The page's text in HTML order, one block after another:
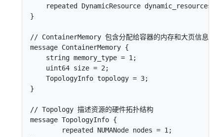
repeated DynamicResource dynamic_resources =
}
// ContainerMemory 包含分配给容器的内存和大页信息
message ContainerMemory {
    string memory_type = 1;
    uint64 size = 2;
    TopologyInfo topology = 3;
}
// Topology 描述资源的硬件拓扑结构
message TopologyInfo {
        repeated NUMANode nodes = 1;